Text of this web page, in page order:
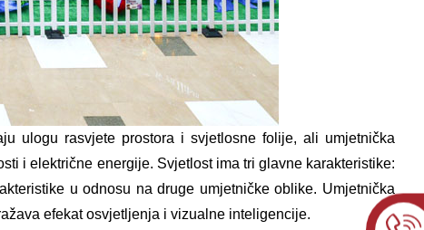
ulogu rasvjete prostora i svjetlosne folije, ali umjetnička
i električne energije. Svjetlost ima tri glavne karakteristike:
u odnosu na druge umjetničke oblike. Umjetnička
efekat osvjetljenja i vizualne inteligencije.